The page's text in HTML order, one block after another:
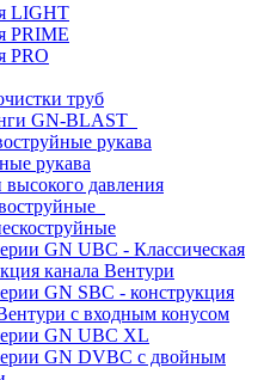
LIGHT
PRIME
PRO
труб
GN-BLAST
рукава
рукава
давления
GN UBC - Классическая
канала Вентури
GN SBC - конструкция
c входным конусом
GN UBC XL
GN DVBC с двойным